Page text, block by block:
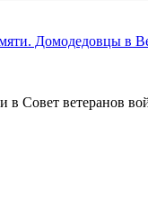
Домодедовцы в
в Совет ветеранов